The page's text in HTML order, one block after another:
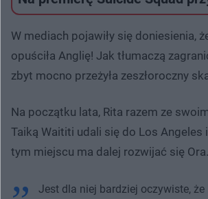
W mediach pojawiły się doniesienia,
opuściła Anglię! Jak tłumaczą
zbyt mocno przeżyła zeszłoroczny
Na początku lata, Rita razem ze
Taiką Waititi udali się do Los Angeles
tym miejscu ma dalej rozwijać się Ora.
Jest dla niej bardziej oczywiste, że